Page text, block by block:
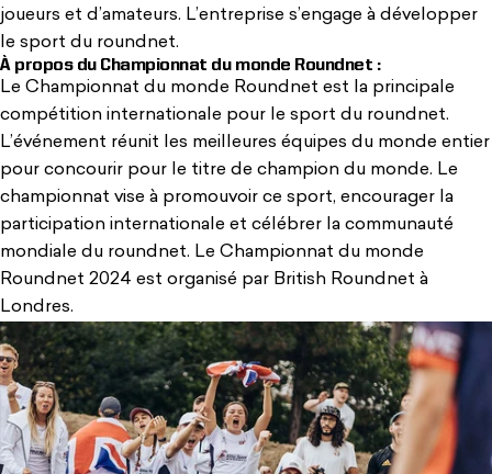
joueurs et d’amateurs. L’entreprise s’engage à développer
le sport du roundnet.
À propos du Championnat du monde Roundnet :
Le Championnat du monde Roundnet est la principale
compétition internationale pour le sport du roundnet.
L’événement réunit les meilleures équipes du monde entier
pour concourir pour le titre de champion du monde. Le
championnat vise à promouvoir ce sport, encourager la
participation internationale et célébrer la communauté
mondiale du roundnet. Le Championnat du monde
Roundnet 2024 est organisé par British Roundnet à
Londres.